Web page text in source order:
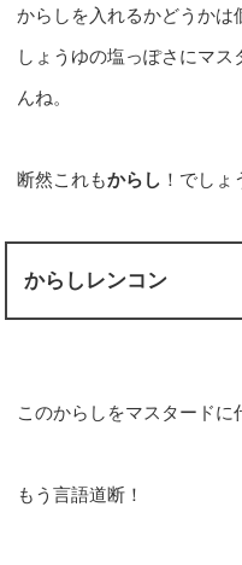
からしを入れるかどうかは
しょうゆの塩っぽさにマ
んね。
断然これもからし ！でしょ
からしレンコン
このからしをマスタードに
もう言語道断！